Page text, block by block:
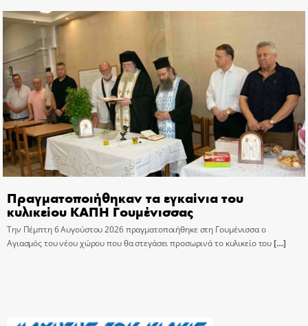
Πραγματοποιήθηκαν τα εγκαίνια του
κυλικείου ΚΑΠΗ Γουμένισσας
Την Πέμπτη 6 Αυγούστου 2026 πραγματοποιήθηκε στη Γουμένισσα ο
Αγιασμός του νέου χώρου που θα στεγάσει προσωρινά το κυλικείο του[…]